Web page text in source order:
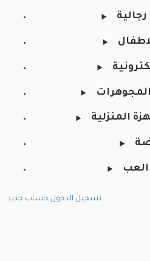
المنزلية
العب
تسجيل الدخول حساب جديد